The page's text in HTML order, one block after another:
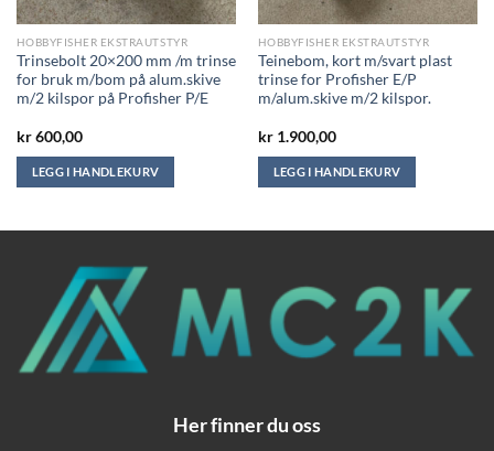
HOBBYFISHER EKSTRAUTSTYR
Trinsebolt 20×200 mm /m trinse
for bruk m/bom på alum.skive
m/2 kilspor på Profisher P/E
kr600,00
LEGG I HANDLEKURV
HOBBYFISHER EKSTRAUTSTYR
Teinebom, kort m/svart plast
trinse for Profisher E/P
m/alum.skive m/2 kilspor.
kr1.900,00
LEGG I HANDLEKURV
Her finner du oss